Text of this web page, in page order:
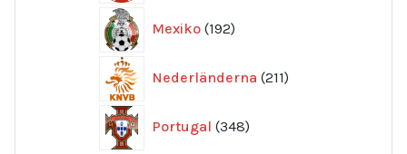
Mexiko 192
produkter
Nederländerna 211
produkter
Portugal 348
produkter